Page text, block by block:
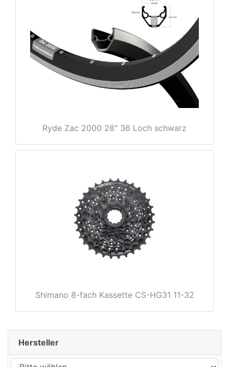
Ryde Zac 2000 28" 36 Loch schwarz
Shimano 8-fach Kassette CS-HG31 11-32
Hersteller